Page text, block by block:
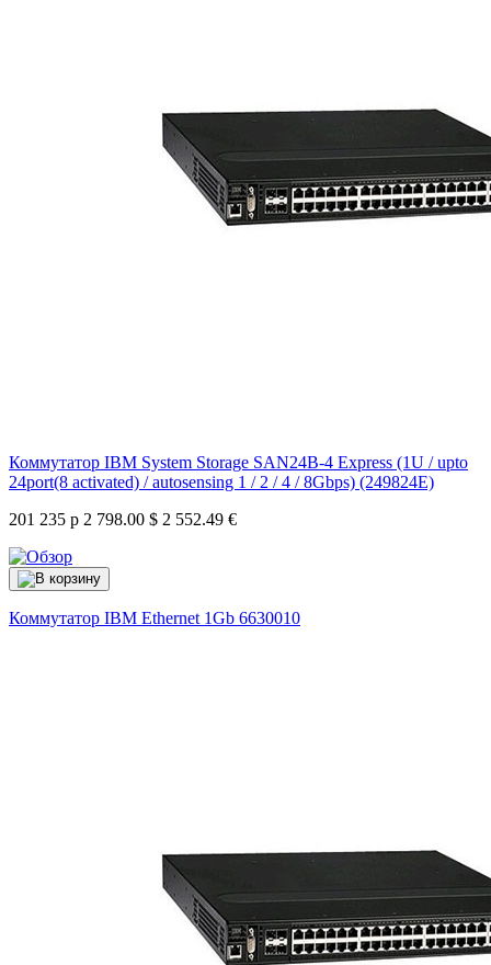
Коммутатор IBM System Storage SAN24B-4 Express (1U / upto
24port(8 activated) / autosensing 1 / 2 / 4 / 8Gbps) (249824E)
201 235 р 2 798.00 $ 2 552.49 €
Коммутатор IBM Ethernet 1Gb 6630010